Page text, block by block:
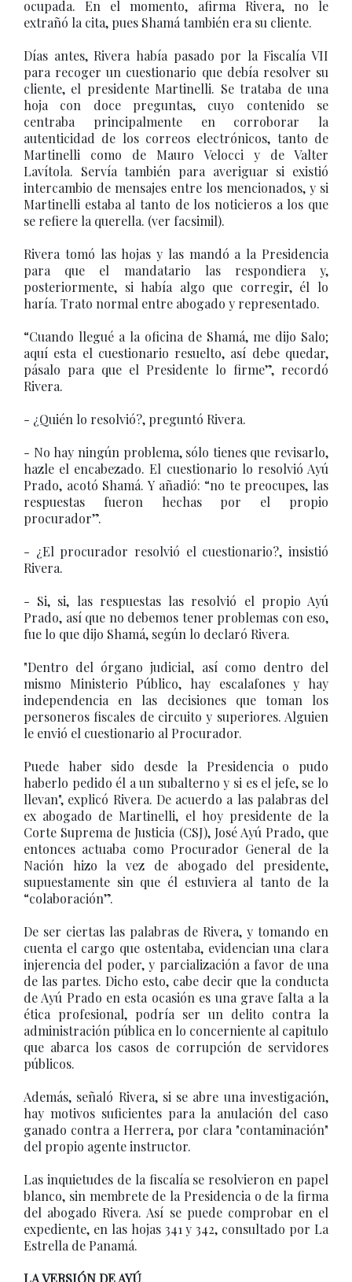
ocupada. En el momento, afirma Rivera, no le
extrañó la cita, pues Shamá también era su cliente.
Días antes, Rivera había pasado por la Fiscalía VII
para recoger un cuestionario que debía resolver su
cliente, el presidente Martinelli. Se trataba de una
hoja con doce preguntas, cuyo contenido se
centraba principalmente en corroborar la
autenticidad de los correos electrónicos, tanto de
Martinelli como de Mauro Velocci y de Valter
Lavítola. Servía también para averiguar si existió
intercambio de mensajes entre los mencionados, y si
Martinelli estaba al tanto de los noticieros a los que
se refiere la querella. (ver facsimil).
Rivera tomó las hojas y las mandó a la Presidencia
para que el mandatario las respondiera y,
posteriormente, si había algo que corregir, él lo
haría. Trato normal entre abogado y representado.
“Cuando llegué a la oficina de Shamá, me dijo Salo;
aquí esta el cuestionario resuelto, así debe quedar,
pásalo para que el Presidente lo firme”, recordó
Rivera.
- ¿Quién lo resolvió?, preguntó Rivera.
- No hay ningún problema, sólo tienes que revisarlo,
hazle el encabezado. El cuestionario lo resolvió Ayú
Prado, acotó Shamá. Y añadió: “no te preocupes, las
respuestas fueron hechas por el propio
procurador”.
- ¿El procurador resolvió el cuestionario?, insistió
Rivera.
- Si, si, las respuestas las resolvió el propio Ayú
Prado, así que no debemos tener problemas con eso,
fue lo que dijo Shamá, según lo declaró Rivera.
"Dentro del órgano judicial, así como dentro del
mismo Ministerio Público, hay escalafones y hay
independencia en las decisiones que toman los
personeros fiscales de circuito y superiores. Alguien
le envió el cuestionario al Procurador.
Puede haber sido desde la Presidencia o pudo
haberlo pedido él a un subalterno y si es el jefe, se lo
llevan", explicó Rivera. De acuerdo a las palabras del
ex abogado de Martinelli, el hoy presidente de la
Corte Suprema de Justicia (CSJ), José Ayú Prado, que
entonces actuaba como Procurador General de la
Nación hizo la vez de abogado del presidente,
supuestamente sin que él estuviera al tanto de la
“colaboración”.
De ser ciertas las palabras de Rivera, y tomando en
cuenta el cargo que ostentaba, evidencian una clara
injerencia del poder, y parcialización a favor de una
de las partes. Dicho esto, cabe decir que la conducta
de Ayú Prado en esta ocasión es una grave falta a la
ética profesional, podría ser un delito contra la
administración pública en lo concerniente al capitulo
que abarca los casos de corrupción de servidores
públicos.
Además, señaló Rivera, si se abre una investigación,
hay motivos suficientes para la anulación del caso
ganado contra a Herrera, por clara "contaminación"
del propio agente instructor.
Las inquietudes de la fiscalía se resolvieron en papel
blanco, sin membrete de la Presidencia o de la firma
del abogado Rivera. Así se puede comprobar en el
expediente, en las hojas 341 y 342, consultado por La
Estrella de Panamá.
LA VERSIÓN DE AYÚ